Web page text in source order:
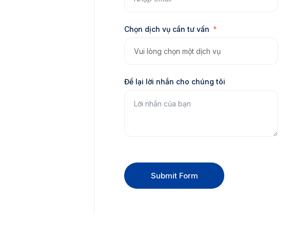
Chọn dịch vụ cần tư vấn
Để lại lời nhắn cho chúng tôi
Submit Form